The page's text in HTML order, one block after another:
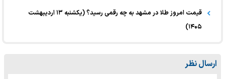
قیمت امروز طلا در مشهد به چه رقمی رسید؟ (یکشنبه ۱۳ اردیبهشت
۱۴۰۵)
ارسال نظر